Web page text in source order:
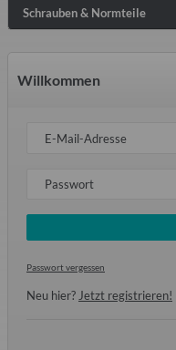
Schrauben & Normteile
Willkommen
E-Mail-Adresse
Passwort
Passwort vergessen
Neu hier?Jetzt registrieren!